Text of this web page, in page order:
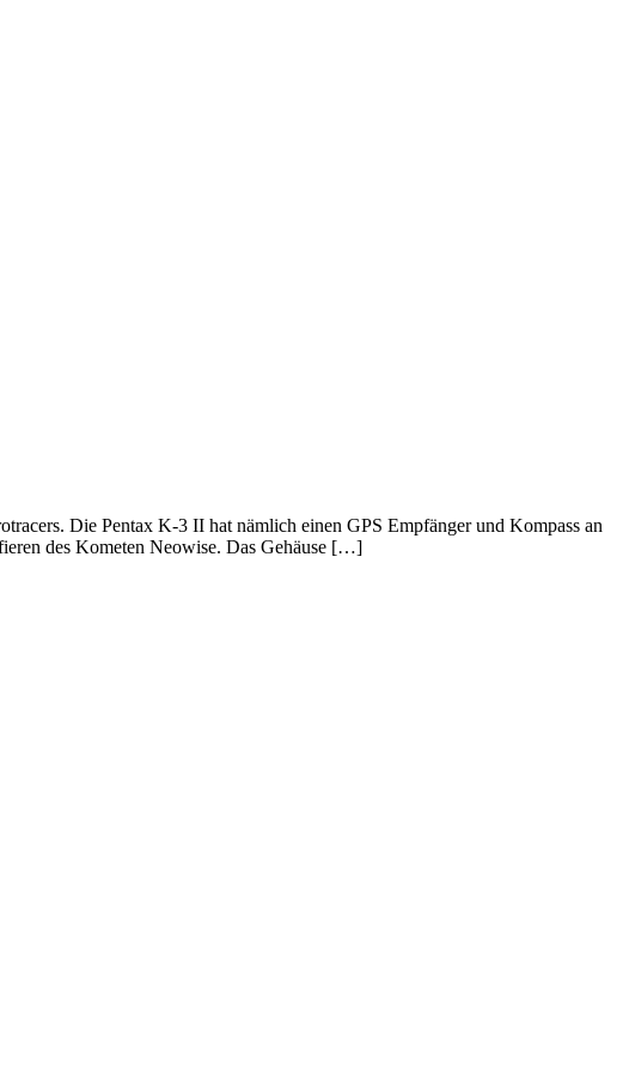
Die Pentax K-3 II hat nämlich einen GPS Empfänger und Kompass an
des Kometen Neowise. Das Gehäuse […]